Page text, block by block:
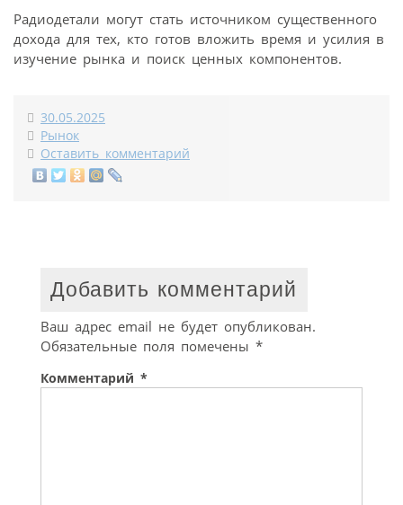
Радиодетали могут стать источником существенного
дохода для тех, кто готов вложить время и усилия в
изучение рынка и поиск ценных компонентов.
30.05.2025
Рынок
Оставить комментарий
Добавить комментарий
Ваш адрес email не будет опубликован.
Обязательные поля помечены *
Комментарий *